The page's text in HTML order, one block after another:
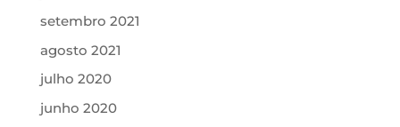
setembro 2021
agosto 2021
julho 2020
junho 2020